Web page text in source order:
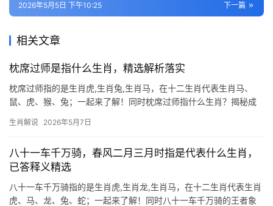
下一篇
2026年5月5日 下午10:25
相关文章
枕席过师是指什么生肖，精选解析落实
枕席过师指的是生肖虎,生肖兔,生肖马，在十二生肖代表生肖马、
鼠、虎、猴、兔；一起来了解！同时枕席过师指什么生肖？揭秘成
床席让军队通过，实则暗藏生肖隐喻，民间命理中，此语多指生肖
生肖解说 2026年5月7日
八十一车千万骑，春风二月三月时指是代表什么生肖，
已答释义精选
八十一车千万骑指的是生肖虎,生肖龙,生肖马，在十二生肖代表生肖
虎、马、龙、兔、蛇；一起来了解！同时八十一车千万骑的王者象